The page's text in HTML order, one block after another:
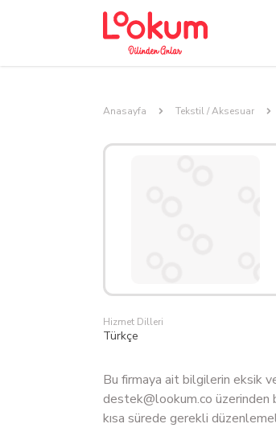
Anasayfa Tekstil / Aksesuar
Hizmet Dilleri
Türkçe
Bu firmaya ait bilgilerin eksik
destek@lookum.co üzerinden
kısa sürede gerekli